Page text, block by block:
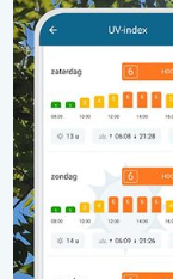
Zonkracht blijft